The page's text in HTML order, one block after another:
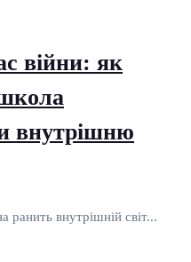
війни: як
внутрішню
внутрішній світ...